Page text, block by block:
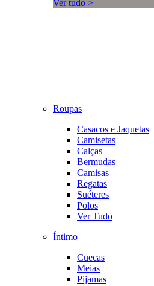
Ver tudo >
Roupas
Casacos e Jaquetas
Camisetas
Calças
Bermudas
Camisas
Regatas
Suéteres
Polos
Ver Tudo
Íntimo
Cuecas
Meias
Pijamas